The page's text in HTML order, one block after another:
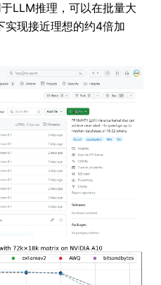
LLM推理，可以在批量大
现接近理想的约4倍加